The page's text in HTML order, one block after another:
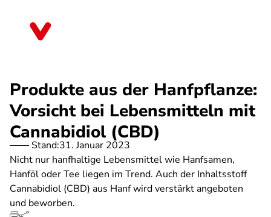
Produkte aus der Hanfpflanze:
Vorsicht bei Lebensmitteln mit
Cannabidiol (CBD)
Stand:31. Januar 2023
Nicht nur hanfhaltige Lebensmittel wie Hanfsamen,
Hanföl oder Tee liegen im Trend. Auch der Inhaltsstoff
Cannabidiol (CBD) aus Hanf wird verstärkt angeboten
und beworben.